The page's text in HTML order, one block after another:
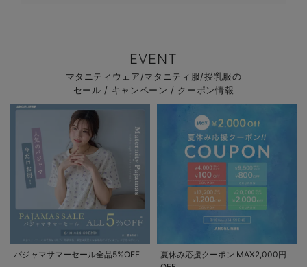
EVENT
マタニティウェア/マタニティ服/授乳服の
セール / キャンペーン / クーポン情報
パジャマサマーセール全品5%OFF
夏休み応援クーポン MAX2,000円